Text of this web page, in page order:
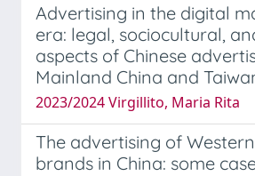
Advertising in the digital
era: legal, sociocultural,
aspects of Chinese
Mainland China and
2023/2024 Virgillito, Maria Rita
The advertising of
brands in China: some